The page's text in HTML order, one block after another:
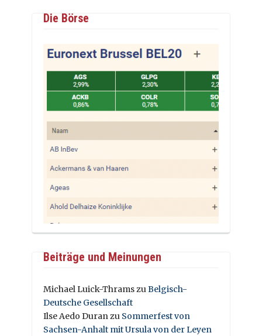
Die Börse
Beiträge und Meinungen
Michael Luick-ThramszuBelgisch-
Deutsche Gesellschaft
Ilse Aedo Duranzu Sommerfest von
Sachsen-Anhalt mit Ursula von der Leyen